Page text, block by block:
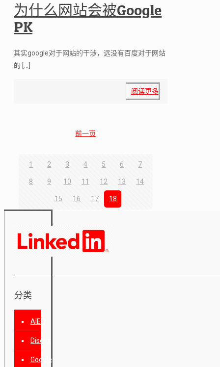
为什么网站会被Google
PK
其实google对于网站的干涉，远没有百度对于网站
的
阅读更多
前一页
1 2 3 4 5 6 7
8 9 10 11 12 13 14
15 16 17 18
分类
AIEO
Discuz
Google